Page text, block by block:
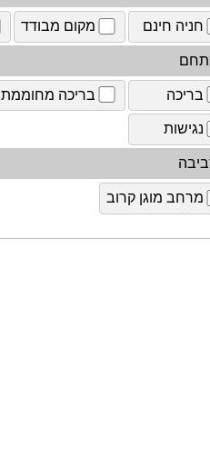
חניה חינם מקום מבודד
בריכה בריכה מחוממת
נגישות
מרחב מוגן קרוב